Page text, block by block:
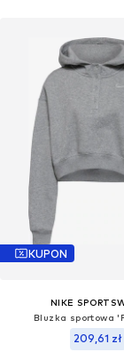
KUPON
NIKE
Bluzka sportowa
209,61 zł